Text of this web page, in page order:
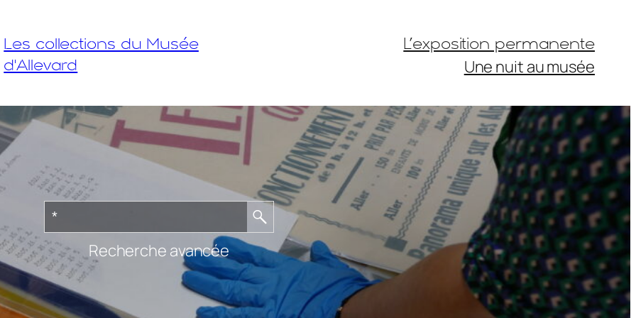
Les collections du Musée
d'Allevard
L’exposition permanente
Une nuit au musée
Recherche avancée